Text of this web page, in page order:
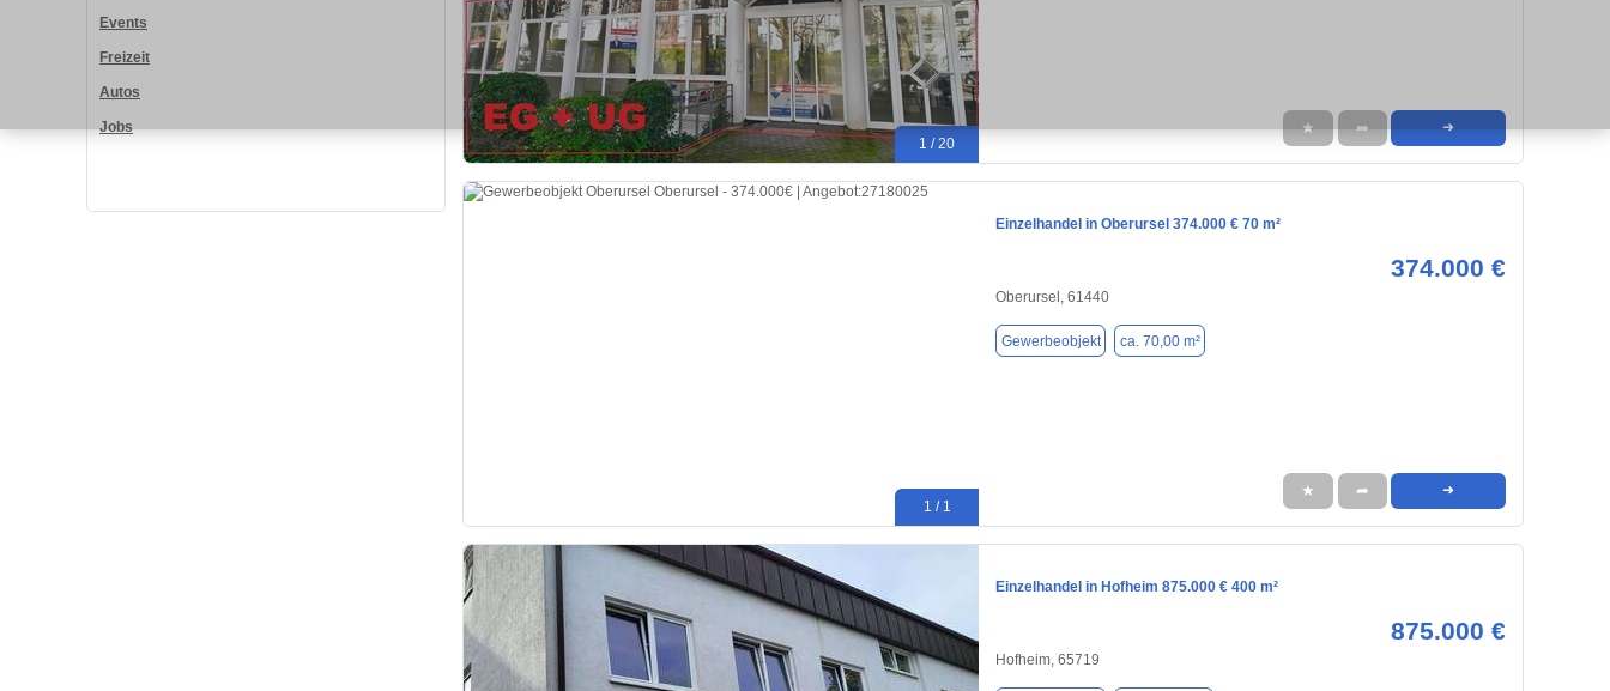
Events
Freizeit
Autos
Jobs
1 / 20
★ ➦ ➜
1 / 1
Einzelhandel in Oberursel 374.000 € 70 m²
374.000 €
Oberursel, 61440
Gewerbeobjekt ca. 70,00 m²
★ ➦ ➜
Einzelhandel in Hofheim 875.000 € 400 m²
875.000 €
Hofheim, 65719